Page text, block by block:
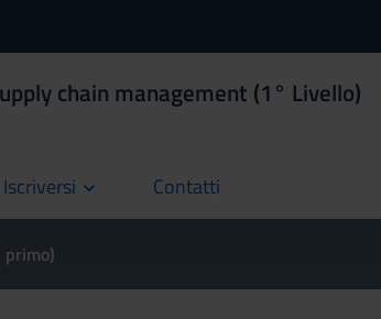
chain management (1° Livello)
Iscriversi Contatti
current
primo)